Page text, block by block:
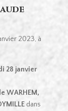
2023, à
28 janvier
WARHEM,
dans